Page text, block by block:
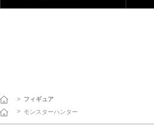
> フィギュア
> モンスターハンター